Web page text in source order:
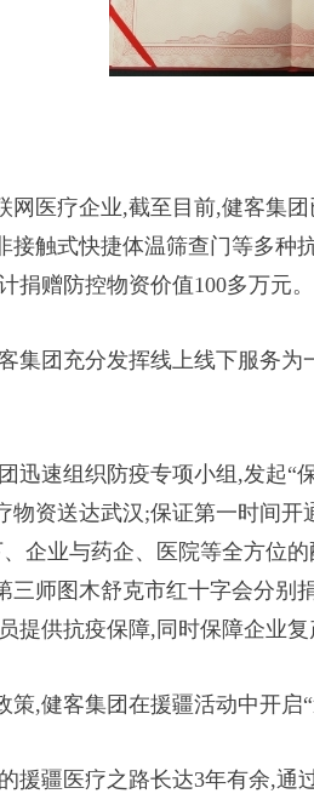
网医疗企业,截至目前,健客集
接触式快捷体温筛查门等多种
捐赠防控物资价值100多万元。
集团充分发挥线上线下服务
迅速组织防疫专项小组,发起“
物资送达武汉;保证第一时间
企业与药企、医院等全方位
三师图木舒克市红十字会分别
提供抗疫保障,同时保障企业
策,健客集团在援疆活动中开
援疆医疗之路长达3年有余,通